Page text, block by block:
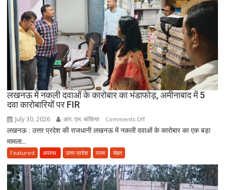
सेवा
जरूरी!
फिर
ही
कर
सकेंगे
PG,
उत्तराखंड
स्वास्थ्य
तैयार
लखनऊ में नकली दवाओं के कारोबार का भंडाफोड़, अमीनाबाद में 5
दवा कारोबारियों पर FIR
July 30, 2026 आर. एल. बांकिया Comments Offon
लखनऊ
के
कारोबार
लखनऊ : उत्तर प्रदेश की राजधानी लखनऊ में नकली दवाओं के कारोबार का एक बड़ा
मामला...
Featured अपराध उत्तर प्रदेश राज्य सेहत